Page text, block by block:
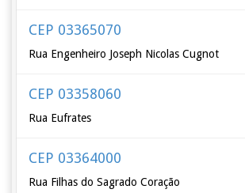
CEP 03365070
Rua Engenheiro Joseph Nicolas Cugnot
CEP 03358060
Rua Eufrates
CEP 03364000
Rua Filhas do Sagrado Coração